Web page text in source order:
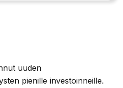
uuden
pienille investoinneille.